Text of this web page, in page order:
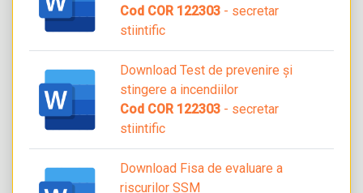
Cod COR 122303 - secretar
stiintific
Download Test de prevenire și
stingere a incendiilor
Cod COR 122303 - secretar
stiintific
Download Fisa de evaluare a
riscurilor SSM